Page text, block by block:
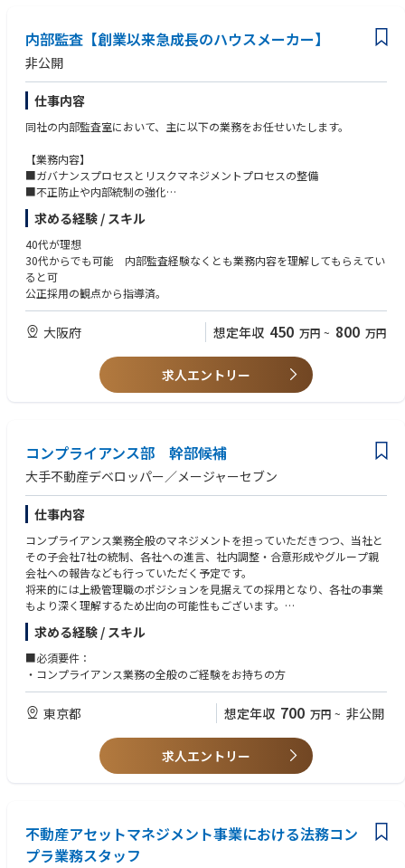
内部監査【創業以来急成長のハウスメーカー】
非公開
仕事内容
同社の内部監査室において、主に以下の業務をお任せいたします。
【業務内容】
■ガバナンスプロセスとリスクマネジメントプロセスの整備
■不正防止や内部統制の強化
■継続的な業務改善と経営改善
■可視化による現状と問題点の把握 など
求める経験 / スキル
40代が理想
30代からでも可能 内部監査経験なくとも業務内容を理解してもらえてい
ると可
公正採用の観点から指導済。
大阪府 想定年収 450 万円 ~ 800 万円
求人エントリー
コンプライアンス部 幹部候補
大手不動産デベロッパー／メージャーセブン
仕事内容
コンプライアンス業務全般のマネジメントを担っていただきつつ、当社と
その子会社7社の統制、各社への進言、社内調整・合意形成やグループ親
会社への報告なども行っていただく予定です。
将来的には上級管理職のポジションを見据えての採用となり、各社の事業
もより深く理解するため出向の可能性もございます。
【具体的な業務内容】
コンプライアンス体制の構築および維持、インシデント管理、内部通報制
度の運用・対応、当社および各社でのトラブル対応、リスクコントロー
注１：法務部門は当該部署とは別にあり。
注２：契約（書）および規則細則の作成・制定業務は当該部署に含まれな
求める経験 / スキル
■必須要件：
・コンプライアンス業務の全般のご経験をお持ちの方
東京都 想定年収 700 万円 ~ 非公開
求人エントリー
不動産アセットマネジメント事業における法務コン
プラ業務スタッフ